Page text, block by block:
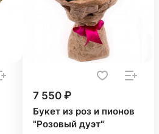
7 550 ₽
Букет из роз и пионов
"Розовый дуэт"